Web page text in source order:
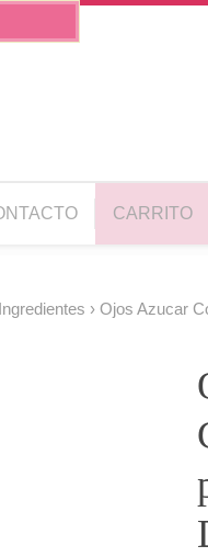
CARRITO
Ingredientes › Ojos Azucar